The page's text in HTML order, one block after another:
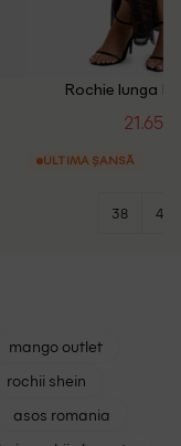
Rochie lunga
21.65
ULTIMA ȘANSĂ
38 42
mango outlet
rochii shein
asos romania